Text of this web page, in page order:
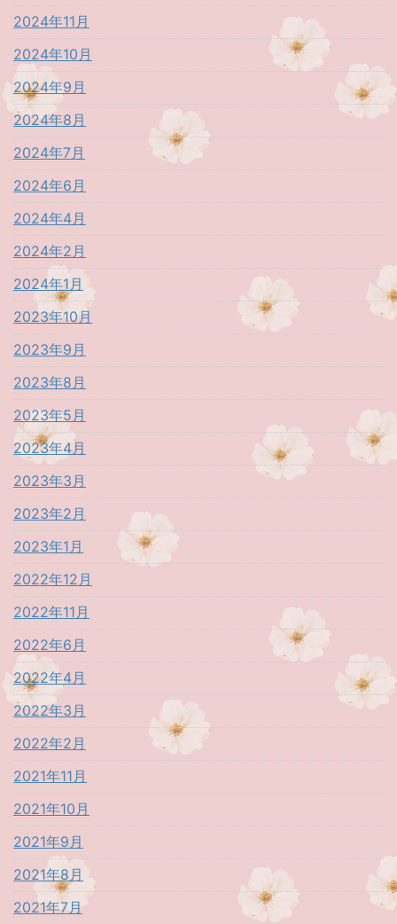
2024年11月
2024年10月
2024年9月
2024年8月
2024年7月
2024年6月
2024年4月
2024年2月
2024年1月
2023年10月
2023年9月
2023年8月
2023年5月
2023年4月
2023年3月
2023年2月
2023年1月
2022年12月
2022年11月
2022年6月
2022年4月
2022年3月
2022年2月
2021年11月
2021年10月
2021年9月
2021年8月
2021年7月